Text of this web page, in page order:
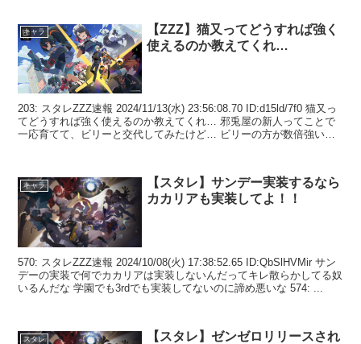
キャラ
【ZZZ】猫又ってどうすれば強く
使えるのか教えてくれ…
203: スタレZZZ速報 2024/11/13(水) 23:56:08.70 ID:d15ld/7f0 猫又っ
てどうすれば強く使えるのか教えてくれ… 邪兎屋の新人ってことで
一応育てて、ビリーと交代してみたけど… ビリーの方が数倍強いっ
キャラ
【スタレ】サンデー実装するなら
カカリアも実装してよ！！
570: スタレZZZ速報 2024/10/08(火) 17:38:52.65 ID:QbSlHVMir サン
デーの実装で何でカカリアは実装しないんだってキレ散らかしてる奴
いるんだな 学園でも3rdでも実装してないのに諦め悪いな 574: ...
スタレ
【スタレ】ゼンゼロリリースされ